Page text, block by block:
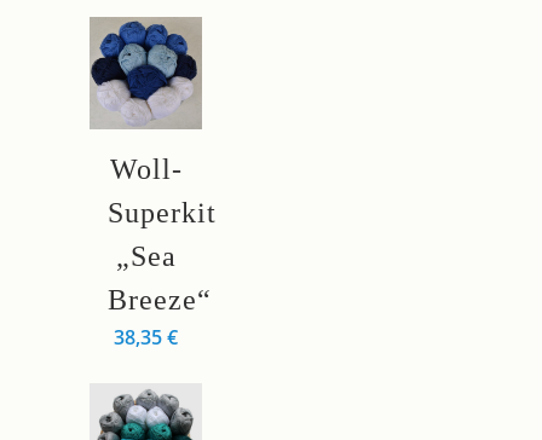
Woll-
Superkit
„Sea
Breeze“
38,35€